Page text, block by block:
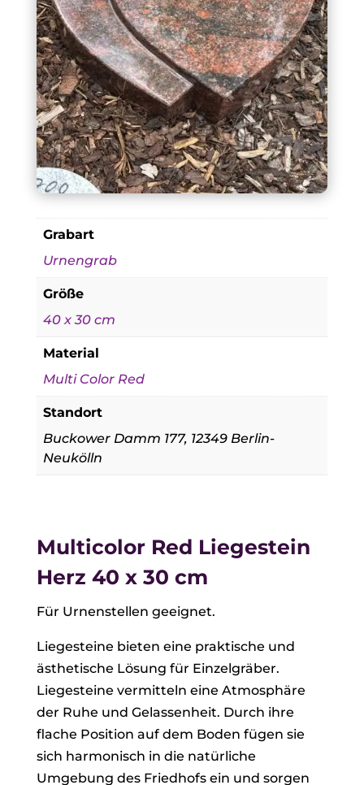
Grabart
Urnengrab
Größe
40 x 30 cm
Material
Multi Color Red
Standort
Buckower Damm 177, 12349 Berlin-
Neukölln
Multicolor Red Liegestein
Herz 40 x 30 cm
Für Urnenstellen geeignet.
Liegesteine bieten eine praktische und
ästhetische Lösung für Einzelgräber.
Liegesteine vermitteln eine Atmosphäre
der Ruhe und Gelassenheit. Durch ihre
flache Position auf dem Boden fügen sie
sich harmonisch in die natürliche
Umgebung des Friedhofs ein und sorgen